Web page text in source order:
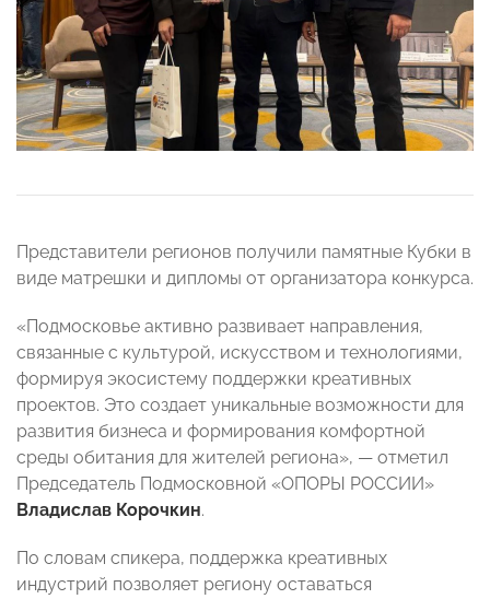
Представители регионов получили памятные Кубки в
виде матрешки и дипломы от организатора конкурса.
«Подмосковье активно развивает направления,
связанные с культурой, искусством и технологиями,
формируя экосистему поддержки креативных
проектов. Это создает уникальные возможности для
развития бизнеса и формирования комфортной
среды обитания для жителей региона», — отметил
Председатель Подмосковной «ОПОРЫ РОССИИ»
Владислав Корочкин.
По словам спикера, поддержка креативных
индустрий позволяет региону оставаться